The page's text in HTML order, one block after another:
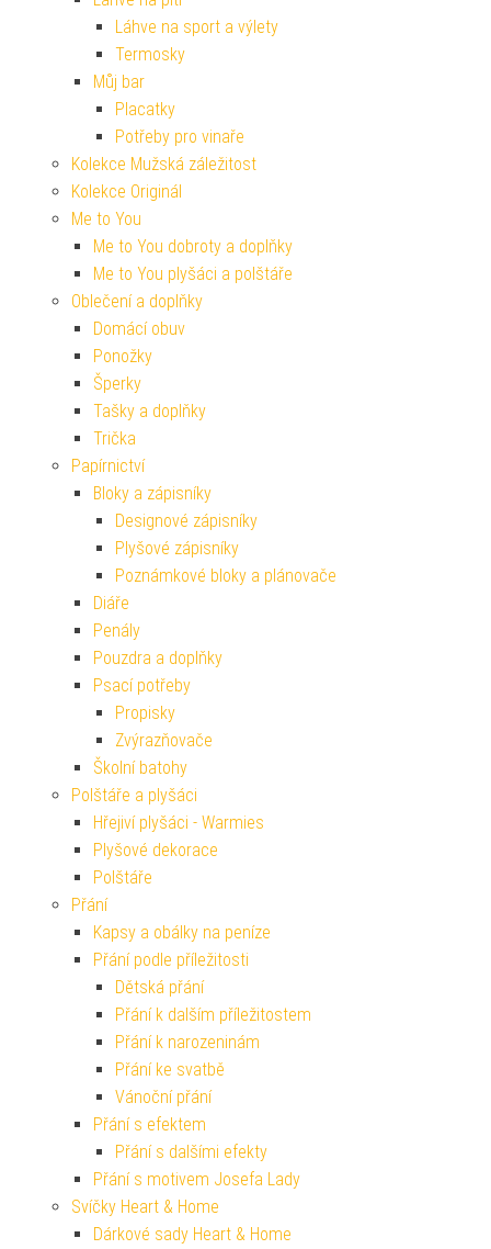
Láhve na sport a výlety
Termosky
Můj bar
Placatky
Potřeby pro vinaře
Kolekce Mužská záležitost
Kolekce Originál
Me to You
Me to You dobroty a doplňky
Me to You plyšáci a polštáře
Oblečení a doplňky
Domácí obuv
Ponožky
Šperky
Tašky a doplňky
Trička
Papírnictví
Bloky a zápisníky
Designové zápisníky
Plyšové zápisníky
Poznámkové bloky a plánovače
Diáře
Penály
Pouzdra a doplňky
Psací potřeby
Propisky
Zvýrazňovače
Školní batohy
Polštáře a plyšáci
Hřejiví plyšáci - Warmies
Plyšové dekorace
Polštáře
Přání
Kapsy a obálky na peníze
Přání podle příležitosti
Dětská přání
Přání k dalším příležitostem
Přání k narozeninám
Přání ke svatbě
Vánoční přání
Přání s efektem
Přání s dalšími efekty
Přání s motivem Josefa Lady
Svíčky Heart & Home
Dárkové sady Heart & Home